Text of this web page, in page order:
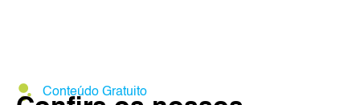
Conteúdo Gratuito